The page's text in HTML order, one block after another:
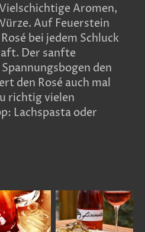
Aromen,
Auf Feuerstein
bei jedem Schluck
Der sanfte
den
den Rosé auch mal
richtig vielen
Lachspasta oder